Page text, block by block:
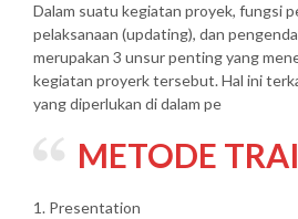
Dalam suatu kegiatan proyek, fungsi
pelaksanaan (updating), dan
merupakan 3 unsur penting yang
kegiatan proyerk tersebut. Hal ini
yang diperlukan di dalam pe
METODE
1. Presentation